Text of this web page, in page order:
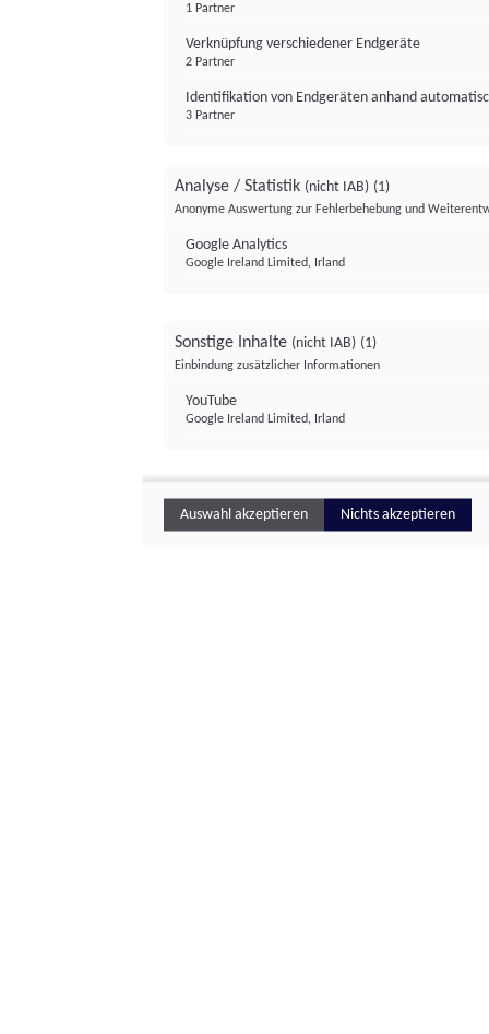
1 Partner
Verknüpfung verschiedener Endgeräte
2 Partner
Identifikation von Endgeräten anhand
3 Partner
Analyse / Statistik (nicht IAB) (1)
Anonyme Auswertung zur Fehlerbehebung und
Google Analytics
Google Ireland Limited, Irland
Sonstige Inhalte (nicht IAB) (1)
Einbindung zusätzlicher Informationen
YouTube
Google Ireland Limited, Irland
Auswahl akzeptieren Nichts akzeptieren